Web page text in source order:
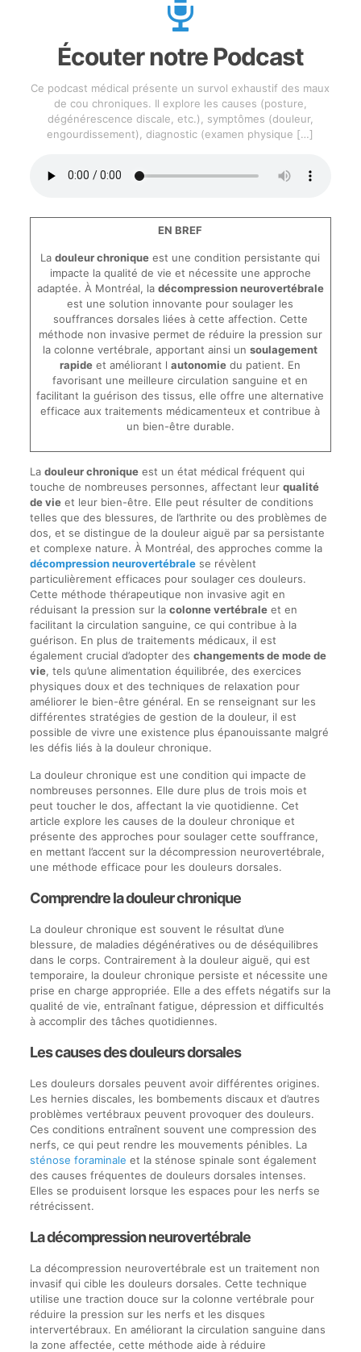
Écouter notre Podcast
Ce podcast médical présente un survol exhaustif des maux
de cou chroniques. Il explore les causes (posture,
dégénérescence discale, etc.), symptômes (douleur,
engourdissement), diagnostic (examen physique […]
EN BREF
Ladouleur chronique est une condition persistante qui
impacte la qualité de vie et nécessite une approche
adaptée. À Montréal, la décompression neurovertébrale
est une solution innovante pour soulager les
souffrances dorsales liées à cette affection. Cette
méthode non invasive permet de réduire la pression sur
la colonne vertébrale, apportant ainsi unsoulagement
rapide et améliorant lautonomie du patient. En
favorisant une meilleure circulation sanguine et en
facilitant la guérison des tissus, elle offre une alternative
efficace aux traitements médicamenteux et contribue à
un bien-être durable.
La douleur chroniqueest un état médical fréquent qui
touche de nombreuses personnes, affectant leur qualité
de vieet leur bien-être. Elle peut résulter de conditions
telles que des blessures, de l’arthrite ou des problèmes de
dos, et se distingue de la douleur aiguë par sa persistante
et complexe nature. À Montréal, des approches comme la
décompression neurovertébralese révèlent
particulièrement efficaces pour soulager ces douleurs.
Cette méthode thérapeutique non invasive agit en
réduisant la pression sur la colonne vertébraleet en
facilitant la circulation sanguine, ce qui contribue à la
guérison. En plus de traitements médicaux, il est
également crucial d’adopter des changements de mode de
vie, tels qu’une alimentation équilibrée, des exercices
physiques doux et des techniques de relaxation pour
améliorer le bien-être général. En se renseignant sur les
différentes stratégies de gestion de la douleur, il est
possible de vivre une existence plus épanouissante malgré
les défis liés à la douleur chronique.
La douleur chronique est une condition qui impacte de
nombreuses personnes. Elle dure plus de trois mois et
peut toucher le dos, affectant la vie quotidienne. Cet
article explore les causes de la douleur chronique et
présente des approches pour soulager cette souffrance,
en mettant l’accent sur la décompression neurovertébrale,
une méthode efficace pour les douleurs dorsales.
Comprendre la douleur chronique
La douleur chronique est souvent le résultat d’une
blessure, de maladies dégénératives ou de déséquilibres
dans le corps. Contrairement à la douleur aiguë, qui est
temporaire, la douleur chronique persiste et nécessite une
prise en charge appropriée. Elle a des effets négatifs sur la
qualité de vie, entraînant fatigue, dépression et difficultés
à accomplir des tâches quotidiennes.
Les causes des douleurs dorsales
Les douleurs dorsales peuvent avoir différentes origines.
Les hernies discales, les bombements discaux et d’autres
problèmes vertébraux peuvent provoquer des douleurs.
Ces conditions entraînent souvent une compression des
nerfs, ce qui peut rendre les mouvements pénibles. La
sténose foraminale et la sténose spinale sont également
des causes fréquentes de douleurs dorsales intenses.
Elles se produisent lorsque les espaces pour les nerfs se
rétrécissent.
La décompression neurovertébrale
La décompression neurovertébrale est un traitement non
invasif qui cible les douleurs dorsales. Cette technique
utilise une traction douce sur la colonne vertébrale pour
réduire la pression sur les nerfs et les disques
intervertébraux. En améliorant la circulation sanguine dans
la zone affectée, cette méthode aide à réduire